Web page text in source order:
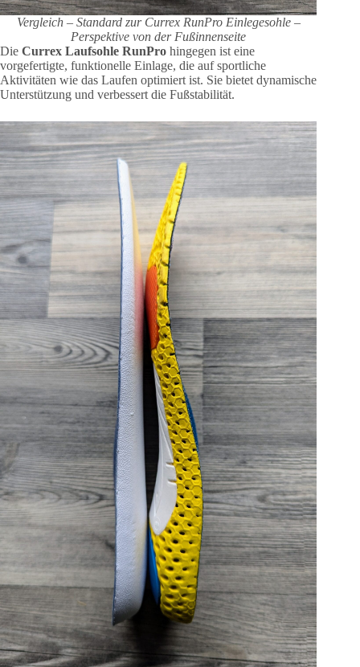
Vergleich – Standard zur Currex RunPro Einlegesohle –
Perspektive von der Fußinnenseite
Die Currex Laufsohle RunPro hingegen ist eine
vorgefertigte, funktionelle Einlage, die auf sportliche
Aktivitäten wie das Laufen optimiert ist. Sie bietet dynamische
Unterstützung und verbessert die Fußstabilität.